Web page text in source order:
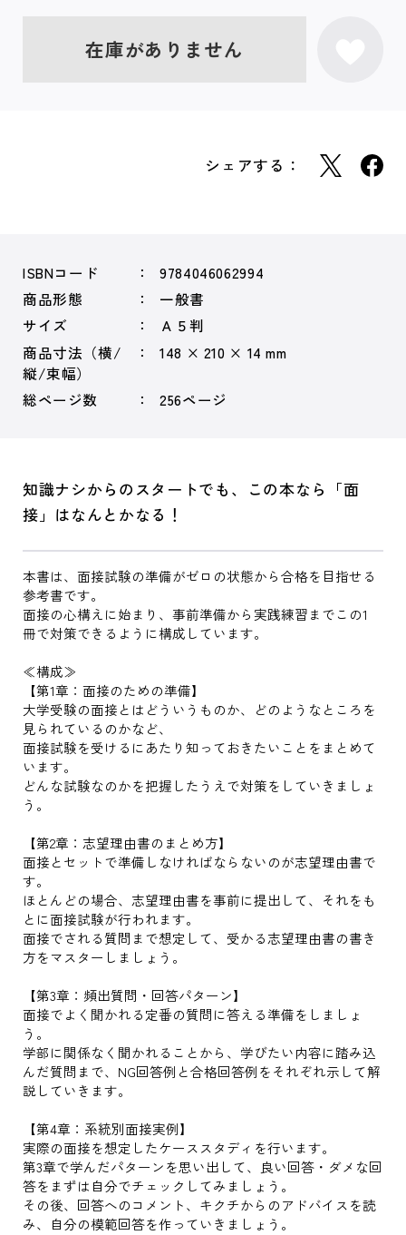
在庫がありません
シェアする：
ISBNコード
9784046062994
商品形態
一般書
サイズ
Ａ５判
商品寸法（横/
縦/束幅）
148 × 210 × 14 mm
総ページ数 256ページ
知識ナシからのスタートでも、この本なら「面
接」はなんとかなる！
本書は、面接試験の準備がゼロの状態から合格を目指せる
参考書です。
面接の心構えに始まり、事前準備から実践練習までこの1
冊で対策できるように構成しています。
≪構成≫
【第1章：面接のための準備】
大学受験の面接とはどういうものか、どのようなところを
見られているのかなど、
面接試験を受けるにあたり知っておきたいことをまとめて
います。
どんな試験なのかを把握したうえで対策をしていきましょ
う。
【第2章：志望理由書のまとめ方】
面接とセットで準備しなければならないのが志望理由書で
す。
ほとんどの場合、志望理由書を事前に提出して、それをも
とに面接試験が行われます。
面接でされる質問まで想定して、受かる志望理由書の書き
方をマスターしましょう。
【第3章：頻出質問・回答パターン】
面接でよく聞かれる定番の質問に答える準備をしましょ
う。
学部に関係なく聞かれることから、学びたい内容に踏み込
んだ質問まで、NG回答例と合格回答例をそれぞれ示して解
説していきます。
【第4章：系統別面接実例】
実際の面接を想定したケーススタディを行います。
第3章で学んだパターンを思い出して、良い回答・ダメな回
答をまずは自分でチェックしてみましょう。
その後、回答へのコメント、キクチからのアドバイスを読
み、自分の模範回答を作っていきましょう。